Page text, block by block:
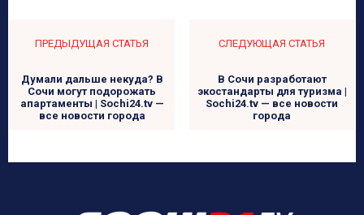
ПРЕДЫДУЩАЯ СТАТЬЯ
Думали дальше некуда? В
Сочи могут подорожать
апартаменты | Sochi24.tv —
все новости города
СЛЕДУЮЩАЯ СТАТЬЯ
В Сочи разработают
экостандарты для туризма |
Sochi24.tv — все новости
города